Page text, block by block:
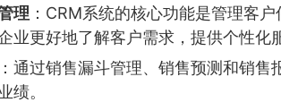
理 ：CRM系统的核心功能是管理客
业更好地了解客户需求，提供个性化
：通过销售漏斗管理、销售预测和销
绩。